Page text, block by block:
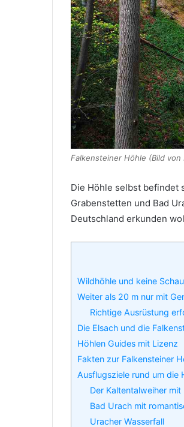
Falkensteiner Höhle (Bild von
Die Höhle selbst befindet
Grabenstetten und Bad
Deutschland erkunden
Wildhöhle und keine
Weiter als 20 m nur mit
Richtige Ausrüstung
Die Elsach und die
Höhlen Guides mit Lizenz
Fakten zur Falkensteiner
Ausflugsziele rund um die
Der Kaltentalweiher mit
Bad Urach mit
Uracher Wasserfall